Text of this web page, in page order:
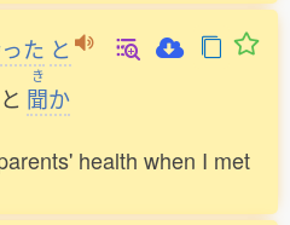
った と
と
き
聞か
health when I met